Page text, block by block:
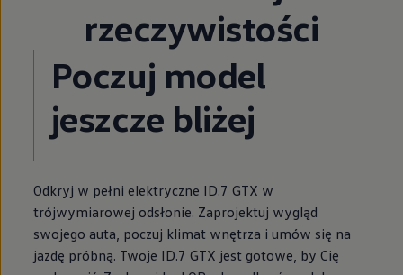
rzeczywistości
Poczuj model
jeszcze bliżej
Odkryj w pełni elektryczne ID.7 GTX w
trójwymiarowej odsłonie. Zaprojektuj wygląd
swojego auta, poczuj klimat wnętrza i umów się na
jazdę próbną. Twoje ID.7 GTX jest gotowe, by Cię